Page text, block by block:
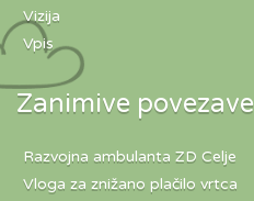
Vizija
Vpis
Zanimive povezave
Razvojna ambulanta ZD Celje
Vloga za znižano plačilo vrtca